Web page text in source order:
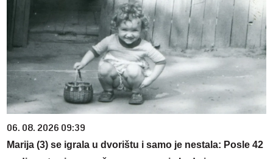
06. 08. 2026 09:39
Marija (3) se igrala u dvorištu i samo je nestala: Posle 42